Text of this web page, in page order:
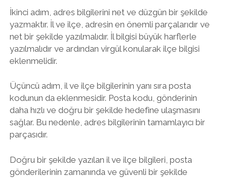
İkinci adım, adres bilgilerini net ve düzgün bir şekilde
yazmaktır. İl ve ilçe, adresin en önemli parçalarıdır ve
net bir şekilde yazılmalıdır. İl bilgisi büyük harflerle
yazılmalıdır ve ardından virgül konularak ilçe bilgisi
eklenmelidir.
Üçüncü adım, il ve ilçe bilgilerinin yanı sıra posta
kodunun da eklenmesidir. Posta kodu, gönderinin
daha hızlı ve doğru bir şekilde hedefine ulaşmasını
sağlar. Bu nedenle, adres bilgilerinin tamamlayıcı bir
parçasıdır.
Doğru bir şekilde yazılan il ve ilçe bilgileri, posta
gönderilerinin zamanında ve güvenli bir şekilde